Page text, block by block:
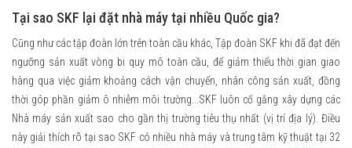
Tại sao SKF lại đặt nhà máy tại nhiều Quốc gia?
Cũng như các tập đoàn lớn trên toàn cầu khác, Tập đoàn SKF khi đã đạt đến
ngưỡng sản xuất vòng bi quy mô toàn cầu, để giảm thiểu thời gian giao
hàng qua việc giảm khoảng cách vận chuyển, nhân công sản xuất, đồng
thời góp phần giảm ô nhiễm môi trường...SKF luôn cố gắng xây dựng các
Nhà máy sản xuất sao cho gần thị trường tiêu thụ nhất (vị trí địa lý). Điều
này giải thích rõ tại sao SKF có nhiều nhà máy và trung tâm kỹ thuật tại 32